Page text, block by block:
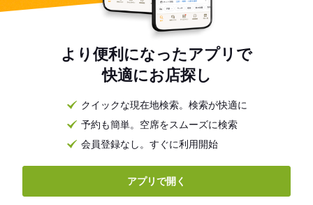
より便利になったアプリで
快適にお店探し
クイックな現在地検索。検索が快適に
予約も簡単。空席をスムーズに検索
会員登録なし。すぐに利用開始
アプリで開く